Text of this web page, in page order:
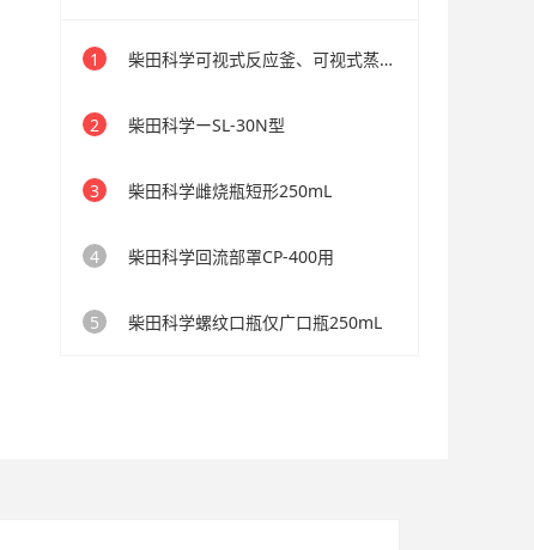
1 柴田科学可视式反应釜、可视式蒸馏釜GGL系列150L
2 柴田科学ーSL-30N型
3 柴田科学雌烧瓶短形250mL
4 柴田科学回流部罩CP-400用
5 柴田科学螺纹口瓶仅广口瓶250mL